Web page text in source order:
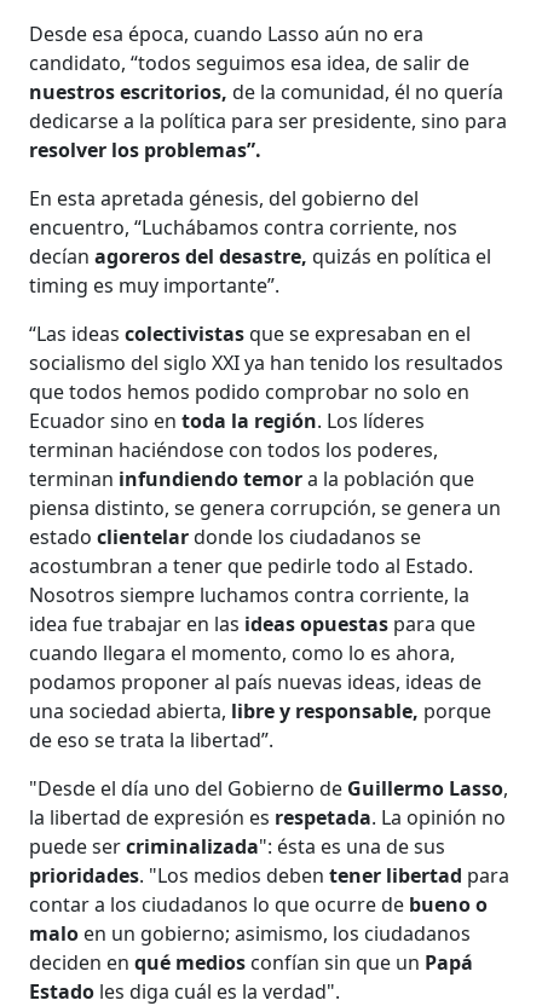
Desde esa época, cuando Lasso aún no era
candidato, “todos seguimos esa idea, de salir de
nuestros escritorios, de la comunidad, él no quería
dedicarse a la política para ser presidente, sino para
resolver los problemas”.
En esta apretada génesis, del gobierno del
encuentro, “Luchábamos contra corriente, nos
decíanagoreros del desastre, quizás en política el
timing es muy importante”.
“Las ideascolectivistasque se expresaban en el
socialismo del siglo XXI ya han tenido los resultados
que todos hemos podido comprobar no solo en
Ecuador sino entoda la región. Los líderes
terminan haciéndose con todos los poderes,
terminan infundiendo temora la población que
piensa distinto, se genera corrupción, se genera un
estadoclientelardonde los ciudadanos se
acostumbran a tener que pedirle todo al Estado.
Nosotros siempre luchamos contra corriente, la
idea fue trabajar en las ideas opuestas para que
cuando llegara el momento, como lo es ahora,
podamos proponer al país nuevas ideas, ideas de
una sociedad abierta, libre y responsable, porque
de eso se trata la libertad”.
"Desde el día uno del Gobierno de Guillermo Lasso,
la libertad de expresión es respetada. La opinión no
puede sercriminalizada": ésta es una de sus
prioridades. "Los medios debentener libertad para
contar a los ciudadanos lo que ocurre de bueno o
malo en un gobierno; asimismo, los ciudadanos
deciden enqué medios confían sin que un Papá
Estado les diga cuál es la verdad".